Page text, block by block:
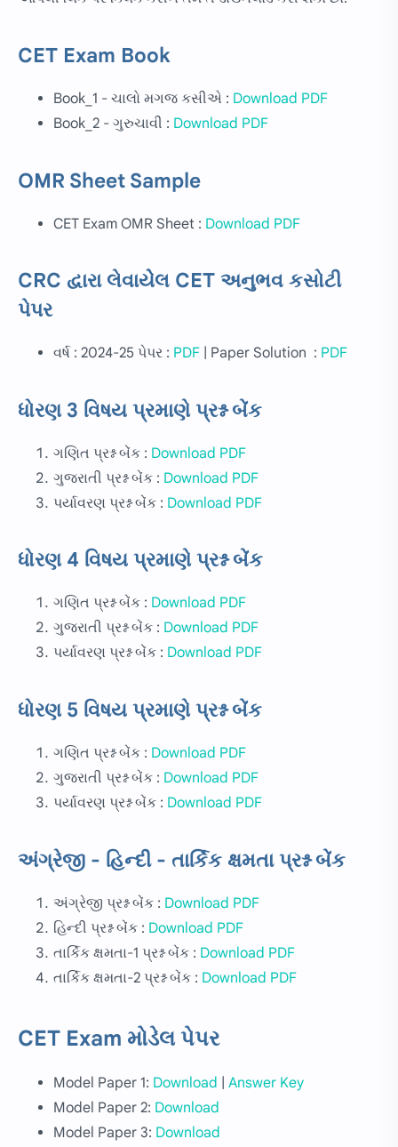
CET Exam Book
Book_1 - ચાલો મગજ કસીએ : Download PDF
Book_2 - ગુરુચાવી : Download PDF
OMR Sheet Sample
CET Exam OMR Sheet : Download PDF
CRC દ્વારા લેવાયેેલ CET અનુભવ કસોટી
પેપર
વર્ષ : 2024-25 પેપર : PDF | Paper Solution : PDF
ધોરણ 3 વિષય પ્રમાણે પ્રશ્ન બેંક
ગણિત પ્રશ્ન બેંક : Download PDF
ગુજરાતી પ્રશ્ન બેંક : Download PDF
પર્યાવરણ પ્રશ્ન બેંક : Download PDF
ધોરણ 4 વિષય પ્રમાણે પ્રશ્ન બેંક
ગણિત પ્રશ્ન બેંક : Download PDF
ગુજરાતી પ્રશ્ન બેંક : Download PDF
પર્યાવરણ પ્રશ્ન બેંક : Download PDF
ધોરણ 5 વિષય પ્રમાણે પ્રશ્ન બેંક
ગણિત પ્રશ્ન બેંક : Download PDF
ગુજરાતી પ્રશ્ન બેંક : Download PDF
પર્યાવરણ પ્રશ્ન બેંક : Download PDF
અંગ્રેજી - હિન્દી - તાર્કિક ક્ષમતા પ્રશ્ન બેંક
અંગ્રેજી પ્રશ્ન બેંક : Download PDF
હિન્દી પ્રશ્ન બેંક : Download PDF
તાર્કિક ક્ષમતા-1 પ્રશ્ન બેંક : Download PDF
તાર્કિક ક્ષમતા-2 પ્રશ્ન બેંક : Download PDF
CET Exam મોડેલ પેપર
Model Paper 1: Download | Answer Key
Model Paper 2: Download
Model Paper 3: Download